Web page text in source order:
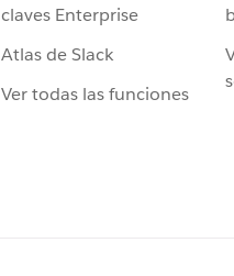
claves Enterprise
Atlas de Slack
Ver todas las funciones